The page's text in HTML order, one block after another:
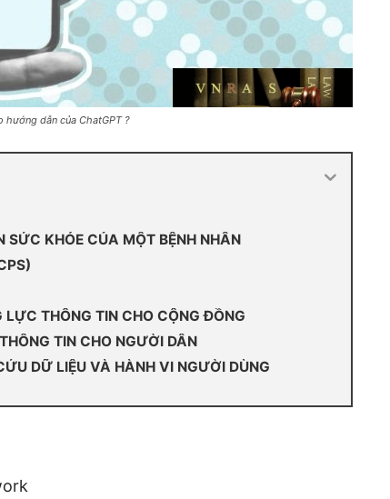
dẫn của ChatGPT ?
SỨC KHỎE CỦA MỘT BỆNH NHÂN
THÔNG TIN CHO CỘNG ĐỒNG
TIN CHO NGƯỜI DÂN
DỮ LIỆU VÀ HÀNH VI NGƯỜI DÙNG